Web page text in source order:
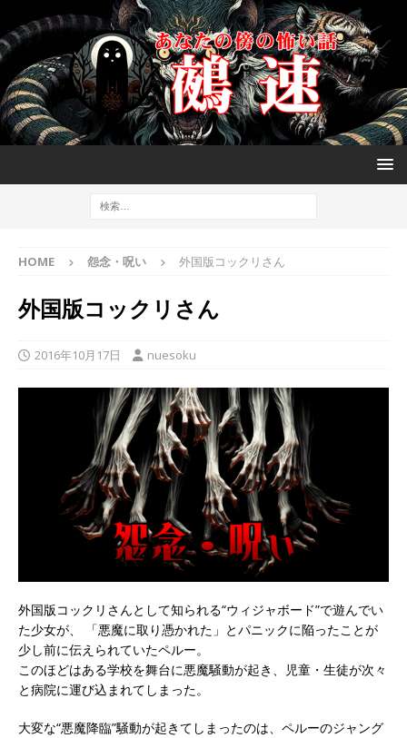
HOME 怨念・呪い 外国版コックリさん
外国版コックリさん
2016年10月17日 nuesoku
外国版コックリさんとして知られる“ウィジャボード”で遊んでい
た少女が、 「悪魔に取り憑かれた」とパニックに陥ったことが
少し前に伝えられていたペルー。
このほどはある学校を舞台に悪魔騒動が起き、児童・生徒が次々
と病院に運び込まれてしまった。
大変な“悪魔降臨”騒動が起きてしまったのは、ペルーのジャング